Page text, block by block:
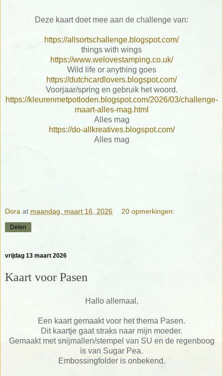
Deze kaart doet mee aan de challenge van:
https://allsortschallenge.blogspot.com/
things with wings
https://www.welovestamping.co.uk/
Wild life or anything goes
https://dutchcardlovers.blogspot.com/
Voorjaar/spring en gebruik het woord.
https://kleurenmetpotloden.blogspot.com/2026/03/challenge-
maart-alles-mag.html
Alles mag
https://do-allkreatives.blogspot.com/
Alles mag
Dora at maandag, maart 16, 2026 20 opmerkingen:
Delen
vrijdag 13 maart 2026
Kaart voor Pasen
Hallo allemaal,
Een kaart gemaakt voor het thema Pasen.
Dit kaartje gaat straks naar mijn moeder.
Gemaakt met snijmallen/stempel van SU en de regenboog
is van Sugar Pea.
Embossingfolder is onbekend.